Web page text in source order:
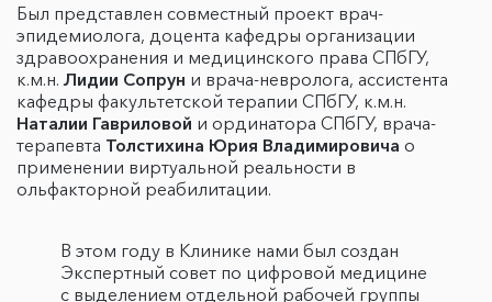
Был представлен совместный проект врач-
эпидемиолога, доцента кафедры организации
здравоохранения и медицинского права СПбГУ,
к.м.н. Лидии Сопрун и врача-невролога, ассистента
кафедры факультетской терапии СПбГУ, к.м.н.
Наталии Гавриловой и ординатора СПбГУ, врача-
терапевта Толстихина Юрия Владимировича о
применении виртуальной реальности в
ольфакторной реабилитации.
В этом году в Клинике нами был создан
Экспертный совет по цифровой медицине
с выделением отдельной рабочей группы